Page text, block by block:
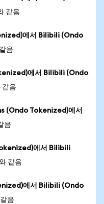
같음
에서 Bilibili (Ondo
음
에서 Bilibili (Ondo
같음
(Ondo Tokenized)에서
음
에서 Bilibili
같음
에서 Bilibili (Ondo
음